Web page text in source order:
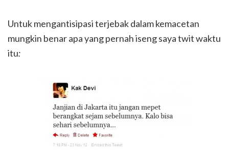
Untuk mengantisipasi terjebak dalam kemacetan
mungkin benar apa yang pernah iseng saya twit waktu
itu: